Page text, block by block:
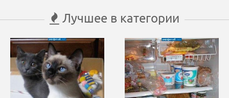
Лучшее в категории